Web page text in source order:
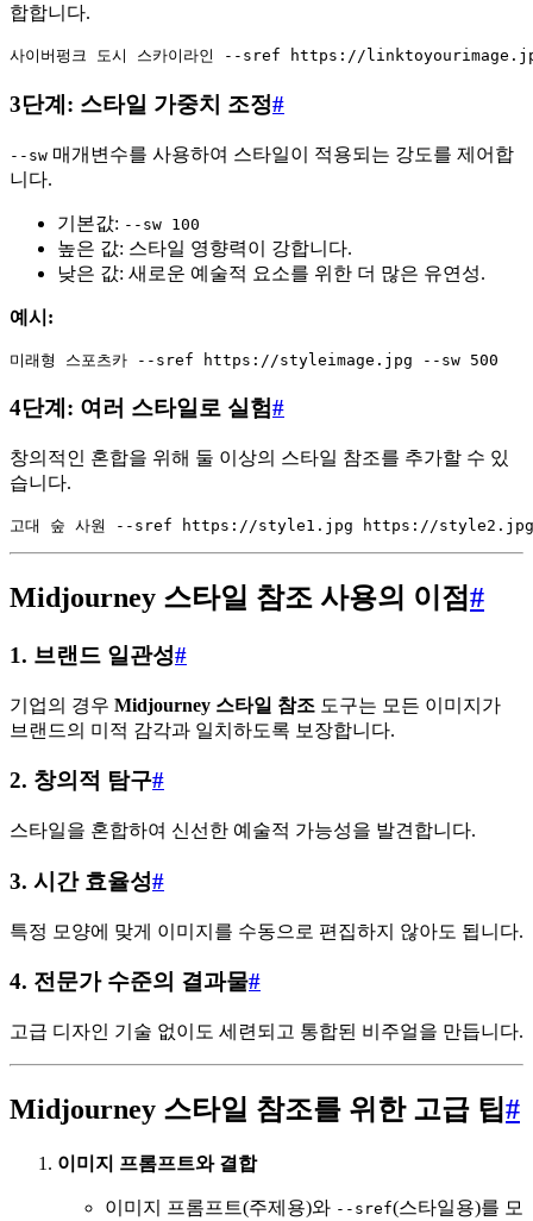
합합니다.
3단계: 스타일 가중치 조정#
--sw 매개변수를 사용하여 스타일이 적용되는 강도를 제어합
니다.
기본값: --sw 100
높은 값: 스타일 영향력이 강합니다.
낮은 값: 새로운 예술적 요소를 위한 더 많은 유연성.
예시:
4단계: 여러 스타일로 실험#
창의적인 혼합을 위해 둘 이상의 스타일 참조를 추가할 수 있
습니다.
Midjourney 스타일 참조 사용의 이점#
1. 브랜드 일관성#
기업의 경우 Midjourney 스타일 참조 도구는 모든 이미지가
브랜드의 미적 감각과 일치하도록 보장합니다.
2. 창의적 탐구#
스타일을 혼합하여 신선한 예술적 가능성을 발견합니다.
3. 시간 효율성#
특정 모양에 맞게 이미지를 수동으로 편집하지 않아도 됩니다.
4. 전문가 수준의 결과물#
고급 디자인 기술 없이도 세련되고 통합된 비주얼을 만듭니다.
Midjourney 스타일 참조를 위한 고급 팁#
이미지 프롬프트와 결합
이미지 프롬프트(주제용)와 --sref(스타일용)를 모